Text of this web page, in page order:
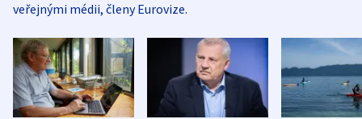
veřejnými médii, členy Eurovize.